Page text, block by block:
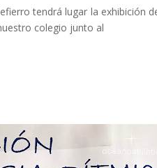
tendrá lugar la exhibición
colegio junto al